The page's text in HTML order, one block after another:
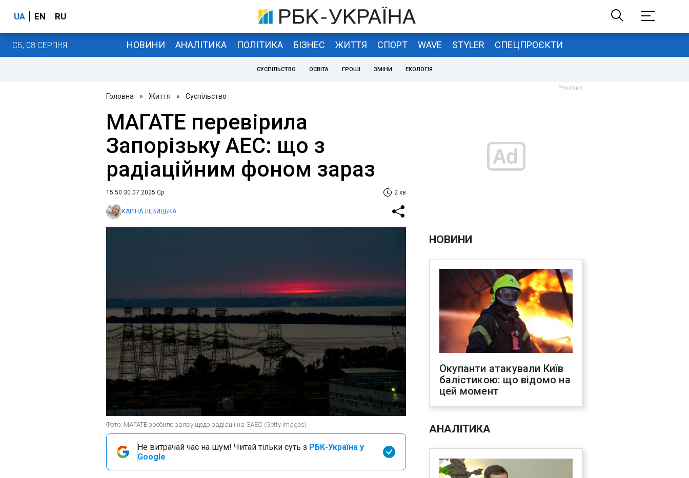
UA EN RU
СБ, 08 СЕРПНЯ НОВИНИ АНАЛІТИКА ПОЛІТИКА БІЗНЕС ЖИТТЯ СПОРТ WAVE STYLER СПЕЦПРОЄКТИ
СУСПІЛЬСТВО ОСВІТА ГРОШІ ЗМІНИ ЕКОЛОГІЯ
Головна » Життя » Суспільство
МАГАТЕ перевірила
Запорізьку АЕС: що з
радіаційним фоном зараз
15:50 30.07.2025 Ср 2 хв
КАРІНА ЛЕВИЦЬКА
Фото: МАГАТЕ зробило заяву щодо радіації на ЗАЕС (Getty Images)
Не витрачай час на шум! Читай тільки суть з РБК-Україна у
Google
НОВИНИ
Окупанти атакували Київ
балістикою: що відомо на
цей момент
АНАЛІТИКА